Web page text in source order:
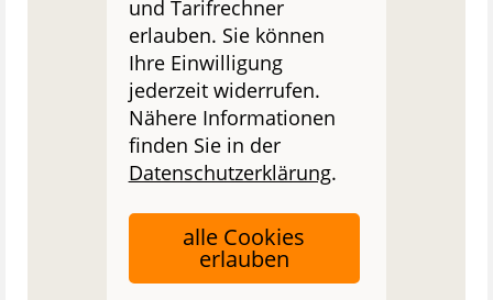
und Tarifrechner
erlauben. Sie können
Ihre Einwilligung
jederzeit widerrufen.
Nähere Informationen
finden Sie in der
Datenschutzerklärung.
alle Cookies
erlauben